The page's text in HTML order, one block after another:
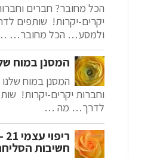
הכל מחובר? חברים
יקרים-יקרות! שותפים
ולמסע… הכל מחובר…
המסנן במוח
המסנן במוח
וחברות יקרים-יקרות!
לדרך… מה …
חשיבות